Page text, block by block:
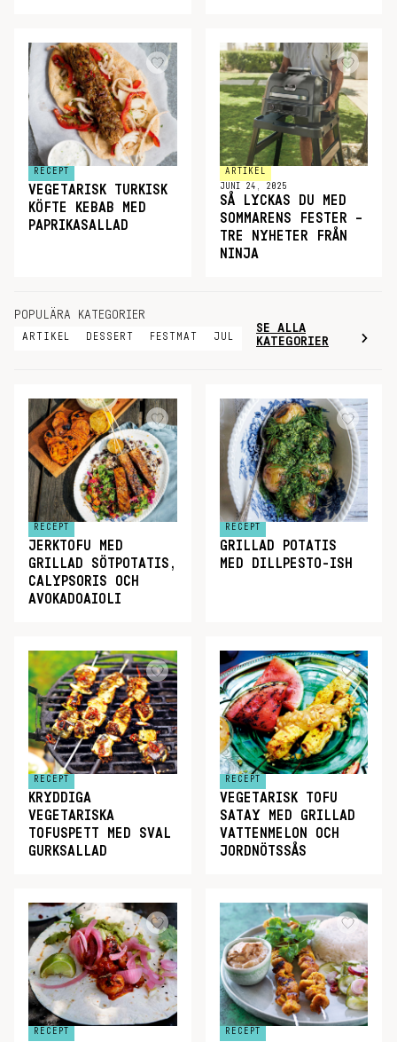
RECEPT
VEGETARISK TURKISK
KÖFTE KEBAB MED
PAPRIKASALLAD
ARTIKEL
JUNI 24, 2025
SÅ LYCKAS DU MED
SOMMARENS FESTER –
TRE NYHETER FRÅN
NINJA
POPULÄRA KATEGORIER
ARTIKEL DESSERT FESTMAT JUL
SE ALLA
KATEGORIER
RECEPT
JERKTOFU MED
GRILLAD SÖTPOTATIS,
CALYPSORIS OCH
AVOKADOAIOLI
RECEPT
GRILLAD POTATIS
MED DILLPESTO-ISH
RECEPT
KRYDDIGA
VEGETARISKA
TOFUSPETT MED SVAL
GURKSALLAD
RECEPT
VEGETARISK TOFU
SATAY MED GRILLAD
VATTENMELON OCH
JORDNÖTSSÅS
RECEPT RECEPT